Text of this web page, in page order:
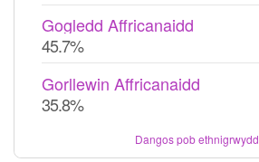
Gogledd Affricanaidd
45.7%
Gorllewin Affricanaidd
35.8%
Dangos pob ethnigrwydd